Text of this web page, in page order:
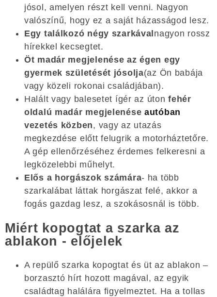
jósol, amelyen részt kell venni. Nagyon
valószínű, hogy ez a saját házasságod lesz.
Egy találkozó négy szarkával nagyon rossz
hírekkel kecsegtet.
Öt madár megjelenése az égen egy
gyermek születését jósolja(az Ön babája
vagy közeli rokonai családjában).
Halált vagy balesetet ígér az útonfehér
oldalú madár megjelenéseautóban
vezetés közben, vagy az utazás
megkezdése előtt felugrik a motorháztetőre.
A gép ellenőrzéséhez érdemes felkeresni a
legközelebbi műhelyt.
Elős a horgászok számára- ha több
szarkalábat láttak horgászat felé, akkor a
fogás gazdag lesz, a szokásosnál is több.
Miért kopogtat a szarka az
ablakon - előjelek
A repülő szarka kopogtat és üt az ablakon –
borzasztó hírt hozott magával, az egyik
családtag halálára figyelmeztet. Ha a tollas